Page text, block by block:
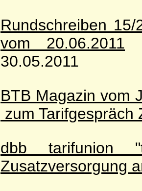
Rundschreiben
vom 20.06.2011
30.05.2011
BTB Magazin vom
zum Tarifgespräch
dbb tarifunion
Zusatzversorgung